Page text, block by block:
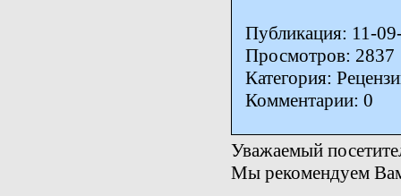
Публикация: 11-
Просмотров: 2837
Категория:
Комментарии: 0
Уважаемый
Мы рекомендуем Вам